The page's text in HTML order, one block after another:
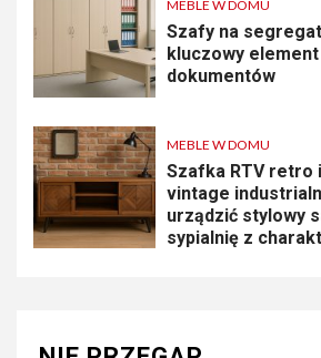
MEBLE W DOMU
Szafy na
kluczowy
dokumentów
MEBLE W DOMU
Szafka RTV retro
vintage
urządzić stylowy
sypialnię z